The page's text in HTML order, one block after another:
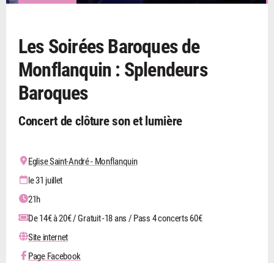
Les Soirées Baroques de
Monflanquin : Splendeurs
Baroques
Concert de clôture son et lumière
Eglise Saint-André - Monflanquin
le 31 juillet
21h
De 14€ à 20€ / Gratuit -18 ans / Pass 4 concerts 60€
Site internet
Page Facebook